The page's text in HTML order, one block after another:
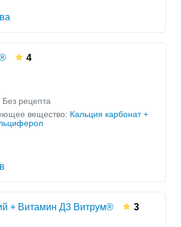
4
Без рецепта
вещество: Кальция карбонат +
+ Витамин Д3 Витрум® 3